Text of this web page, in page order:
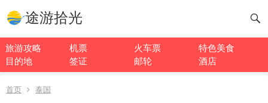
途游拾光
旅游攻略 机票 火车票
特色美食
目的地
签证 邮轮 酒店
首页 泰国